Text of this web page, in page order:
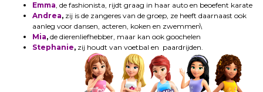
Emma, de fashionista, rijdt graag in haar auto en beoefent karate
Andrea, zij is de zangeres van de groep, ze heeft daarnaast ook
aanleg voor dansen, acteren, koken en zwemmen\
Mia, de dierenliefhebber, maar kan ook goochelen
Stephanie, zij houdt van voetbal en paardrijden.